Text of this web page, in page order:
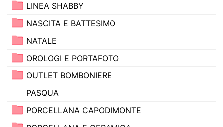
LINEA SHABBY
NASCITA E BATTESIMO
NATALE
OROLOGI E PORTAFOTO
OUTLET BOMBONIERE
PASQUA
PORCELLANA CAPODIMONTE